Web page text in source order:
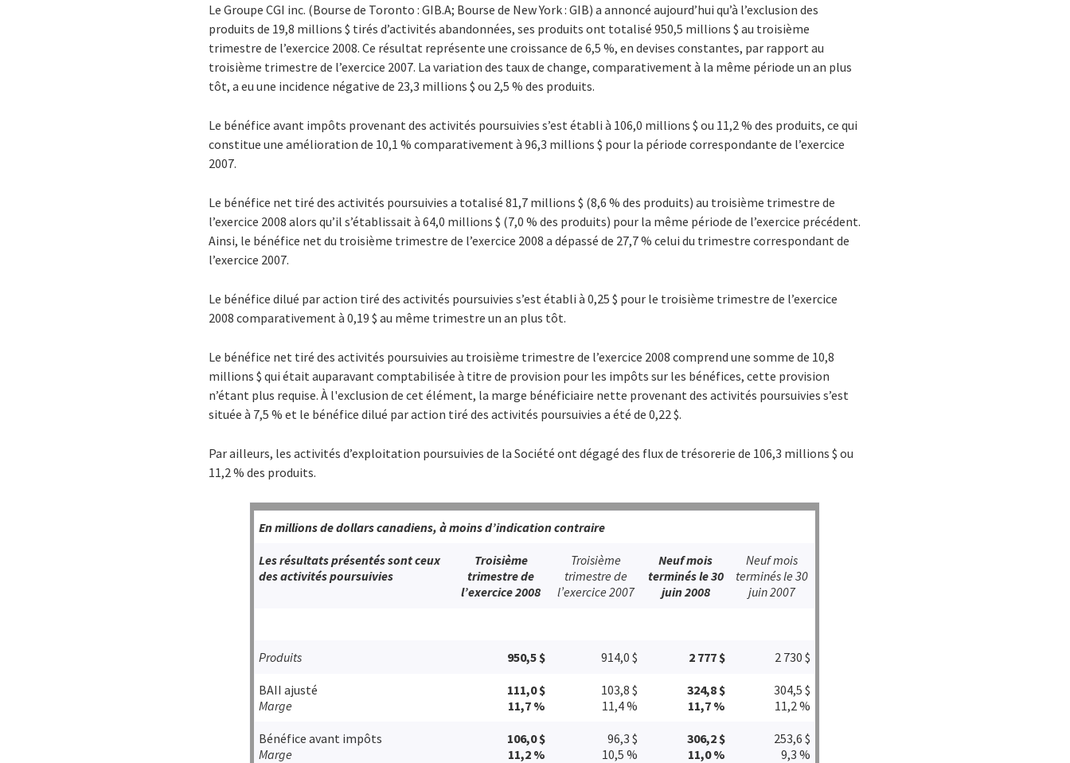
Le Groupe CGI inc. (Bourse de Toronto : GIB.A; Bourse de New York : GIB) a annoncé aujourd’hui qu’à l’exclusion des
produits de 19,8 millions $ tirés d’activités abandonnées, ses produits ont totalisé 950,5 millions $ au troisième
trimestre de l’exercice 2008. Ce résultat représente une croissance de 6,5 %, en devises constantes, par rapport au
troisième trimestre de l’exercice 2007. La variation des taux de change, comparativement à la même période un an plus
tôt, a eu une incidence négative de 23,3 millions $ ou 2,5 % des produits.
Le bénéfice avant impôts provenant des activités poursuivies s’est établi à 106,0 millions $ ou 11,2 % des produits, ce qui
constitue une amélioration de 10,1 % comparativement à 96,3 millions $ pour la période correspondante de l’exercice
2007.
Le bénéfice net tiré des activités poursuivies a totalisé 81,7 millions $ (8,6 % des produits) au troisième trimestre de
l’exercice 2008 alors qu’il s’établissait à 64,0 millions $ (7,0 % des produits) pour la même période de l’exercice précédent.
Ainsi, le bénéfice net du troisième trimestre de l’exercice 2008 a dépassé de 27,7 % celui du trimestre correspondant de
l’exercice 2007.
Le bénéfice dilué par action tiré des activités poursuivies s’est établi à 0,25 $ pour le troisième trimestre de l’exercice
2008 comparativement à 0,19 $ au même trimestre un an plus tôt.
Le bénéfice net tiré des activités poursuivies au troisième trimestre de l’exercice 2008 comprend une somme de 10,8
millions $ qui était auparavant comptabilisée à titre de provision pour les impôts sur les bénéfices, cette provision
n’étant plus requise. À l'exclusion de cet élément, la marge bénéficiaire nette provenant des activités poursuivies s’est
située à 7,5 % et le bénéfice dilué par action tiré des activités poursuivies a été de 0,22 $.
Par ailleurs, les activités d’exploitation poursuivies de la Société ont dégagé des flux de trésorerie de 106,3 millions $ ou
11,2 % des produits.
En millions de dollars canadiens, à moins d’indication contraire
Les résultats présentés sont ceux
des activités poursuivies
Troisième
trimestre de
l’exercice 2008
Troisième
trimestre de
l’exercice 2007
Neuf mois
terminés le 30
juin 2008
Neuf mois
terminés le 30
juin 2007
Produits 950,5 $ 914,0 $ 2 777 $ 2 730 $
BAII ajusté
Marge
111,0 $
11,7 %
103,8 $
11,4 %
324,8 $
11,7 %
304,5 $
11,2 %
Bénéfice avant impôts
Marge
106,0 $
11,2 %
96,3 $
10,5 %
306,2 $
11,0 %
253,6 $
9,3 %